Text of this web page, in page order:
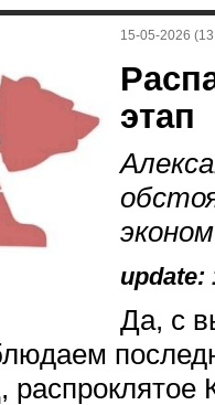
15-05-2026
этап
update:
Да, с